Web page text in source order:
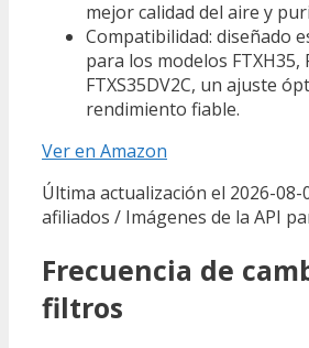
mejor calidad del aire y
Compatibilidad: diseñado
para los modelos FTXH35,
FTXS35DV2C, un ajuste
rendimiento fiable.
Ver en Amazon
Última actualización el 2026-08-
afiliados / Imágenes de la API
Frecuencia de
filtros